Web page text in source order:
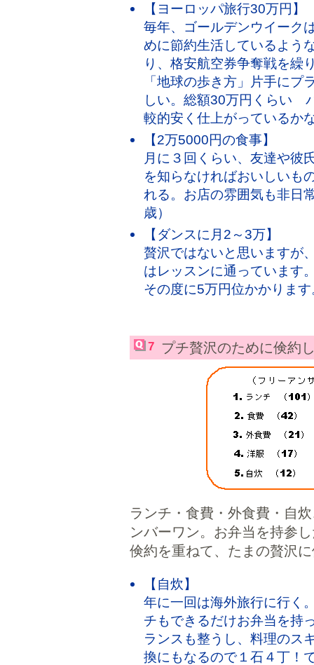
【ヨーロッパ旅行30万円】
毎年、ゴールデンウイーク
めに節約生活しているよう
り、格安航空券争奪戦を繰
「地球の歩き方」片手に
しい。総額30万円くらい
較的安く仕上がっているか
【2万5000円の食事】
月に３回くらい、友達や彼
を知らなければおいしいも
れる。お店の雰囲気も非日
歳）
【ダンスに月2～3万】
贅沢ではないと思いますが
はレッスンに通っています
その度に5万円位かかりま
7 プチ贅沢のために倹約
ランチ・食費・外食費・自
ンバーワン。お弁当を持参
倹約を重ねて、たまの贅沢
【自炊】
年に一回は海外旅行に行く
チもできるだけお弁当を持
ランスも整うし、料理のス
換にもなるので１石４丁！